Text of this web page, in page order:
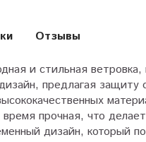
и стильная
предлагая защиту
прочная, что
дизайн, который
Отзывы